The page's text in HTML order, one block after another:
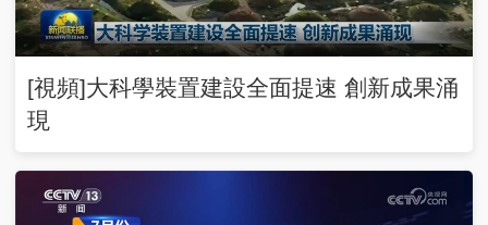
[視頻]大科學裝置建設全面提速 創新成果涌
現